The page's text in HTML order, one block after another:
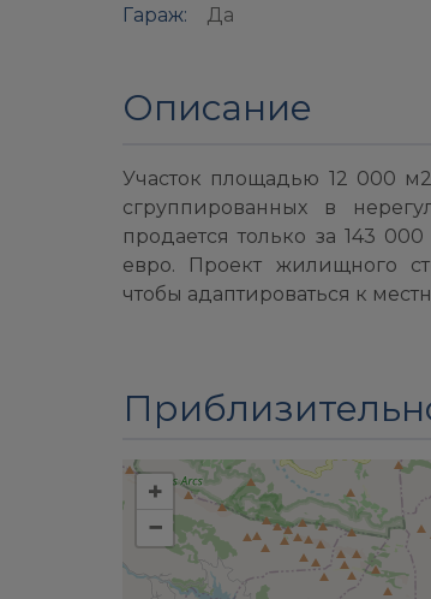
Гараж: Да
Описание
Участок площадью 12 000
сгруппированных в
продается только за 143
евро. Проект жилищного
чтобы адаптироваться к
+
−